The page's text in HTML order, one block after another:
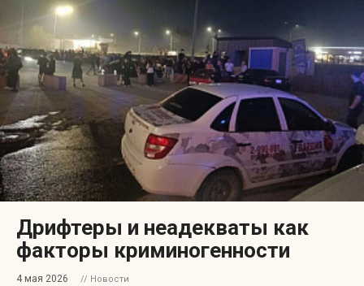
Дрифтеры и неадекваты как
факторы криминогенности
4 мая 2026 // Новости